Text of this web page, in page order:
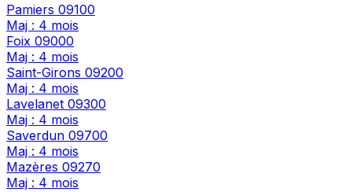
Pamiers 09100
Maj : 4 mois
Foix 09000
Maj : 4 mois
Saint-Girons 09200
Maj : 4 mois
Lavelanet 09300
Maj : 4 mois
Saverdun 09700
Maj : 4 mois
Mazères 09270
Maj : 4 mois